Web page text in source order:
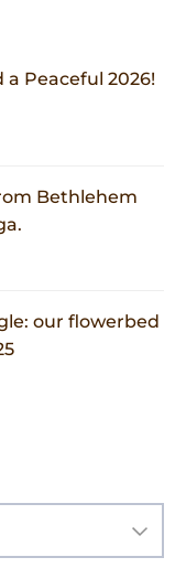
Peaceful 2026!
Bethlehem
our flowerbed